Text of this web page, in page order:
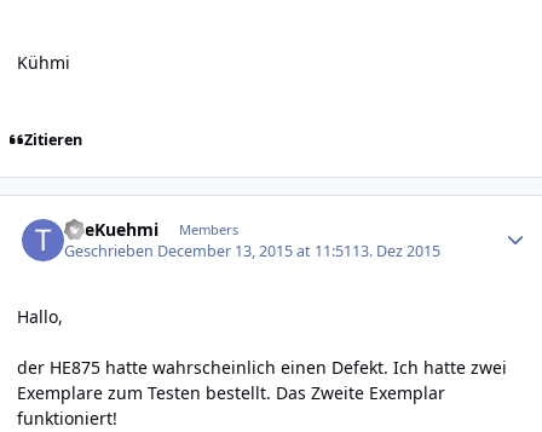
Kühmi
Zitieren
TheKuehmi Members
Geschrieben December 13, 2015 at 11:5113. Dez 2015
Hallo,
der HE875 hatte wahrscheinlich einen Defekt. Ich hatte zwei
Exemplare zum Testen bestellt. Das Zweite Exemplar
funktioniert!